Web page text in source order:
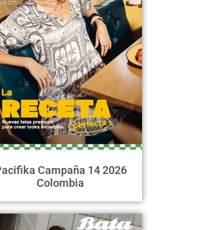
Campaña 14 2026
Colombia